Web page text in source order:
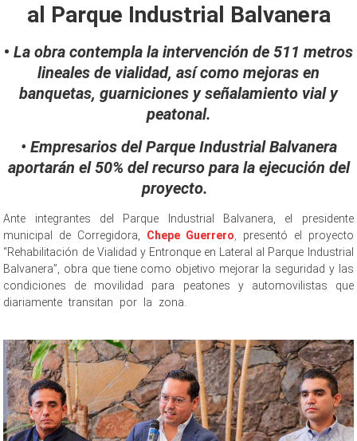
al Parque Industrial Balvanera
• La obra contempla la intervención de 511 metros
lineales de vialidad, así como mejoras en
banquetas, guarniciones y señalamiento vial y
peatonal.
• Empresarios del Parque Industrial Balvanera
aportarán el 50% del recurso para la ejecución del
proyecto.
Ante integrantes del Parque Industrial Balvanera, el presidente
municipal de Corregidora, Chepe Guerrero
presentó el proyecto
“Rehabilitación de Vialidad y Entronque en Lateral al Parque Industrial
Balvanera”, obra que tiene como objetivo mejorar la seguridad y las
condiciones de movilidad para peatones y automovilistas que
diariamente transitan por la zona.